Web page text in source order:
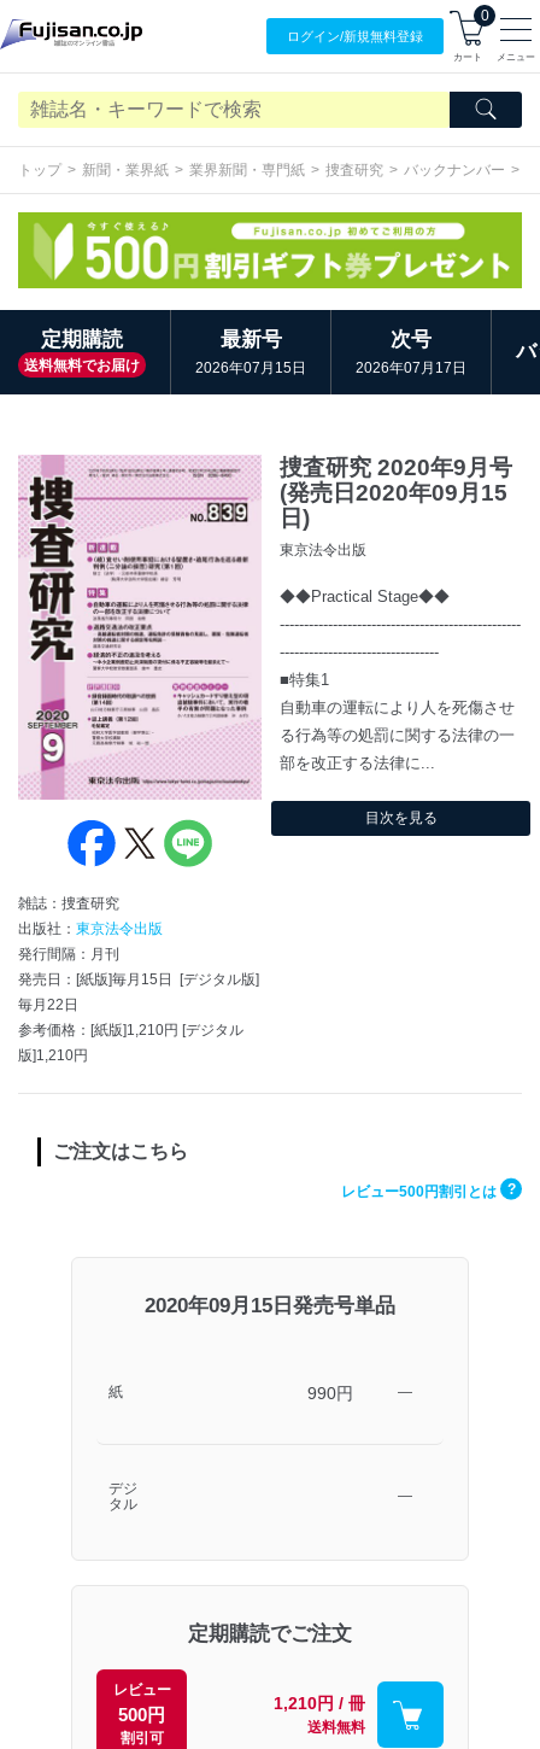
ログイン/新規無料登録
0
カート メニュー
トップ 新聞・業界紙 業界新聞・専門紙 捜査研究 バックナンバー
定期購読
送料無料でお届け
最新号
2026年07月15日
次号
2026年07月17日
雑誌：捜査研究
出版社： 東京法令出版
発行間隔：月刊
発売日：[紙版]毎月15日 [デジタル版]
毎月22日
参考価格：[紙版]1,210円 [デジタル
版]1,210円
捜査研究 2020年9月号
(発売日2020年09月15
日)
東京法令出版
◆◆Practical Stage◆◆
--------------------------------------------------
---------------------------------
■特集1
自動車の運転により人を死傷させ
る行為等の処罰に関する法律の一
部を改正する法律に...
目次を見る
ご注文はこちら
レビュー500円割引とは ?
2020年09月15日発売号単品
紙 990円 ―
デジ
タル
―
定期購読でご注文
レビュー
500円
割引可
1,210円 / 冊
送料無料